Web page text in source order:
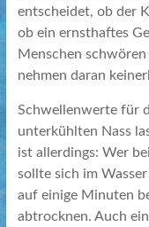
entscheidet, ob der
ob ein ernsthaftes
Menschen
nehmen daran
Schwellenwerte für
unterkühlten Nass
ist allerdings: Wer
sollte sich im
auf einige Minuten
abtrocknen. Auch